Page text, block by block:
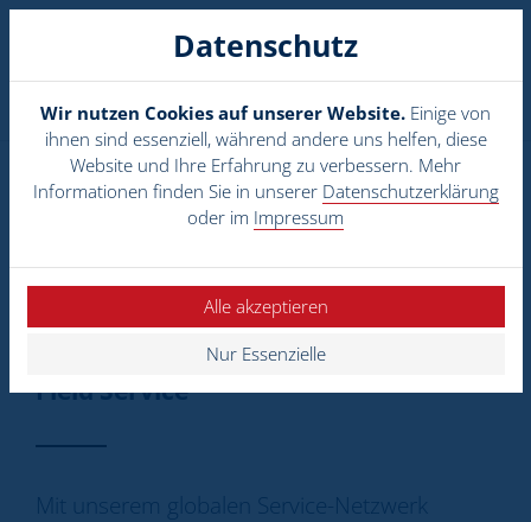
Menü
UNSERE
SERVICELEISTUNGEN
Field Service
Mit unserem globalen Service-Netzwerk
Startseite
Anwendungen
Service
Karriere
Datenschutz
Wir nutzen Cookies auf unserer Website. Einige von
ihnen sind essenziell, während andere uns helfen, diese
Website und Ihre Erfahrung zu verbessern. Mehr
Informationen finden Sie in unserer Datenschutzerklärung
oder im Impressum
Alle akzeptieren
Nur Essenzielle